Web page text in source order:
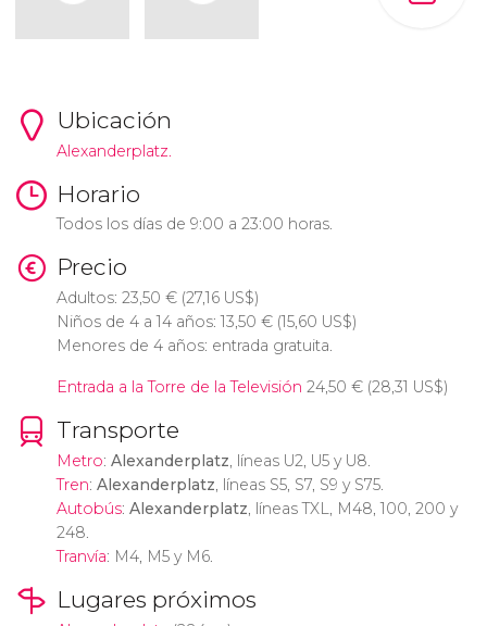
Ubicación
Alexanderplatz.
Horario
Todos los días de 9:00 a 23:00 horas.
Precio
Adultos: 23,50 €(27,16 US$)
Niños de 4 a 14 años: 13,50 €(15,60 US$)
Menores de 4 años: entrada gratuita.
Entrada a la Torre de la Televisión 24,50 €(28,31 US$)
Transporte
Metro: Alexanderplatz, líneas U2, U5 y U8.
Tren: Alexanderplatz, líneas S5, S7, S9 y S75.
Autobús: Alexanderplatz, líneas TXL, M48, 100, 200 y
248.
Tranvía: M4, M5 y M6.
Lugares próximos